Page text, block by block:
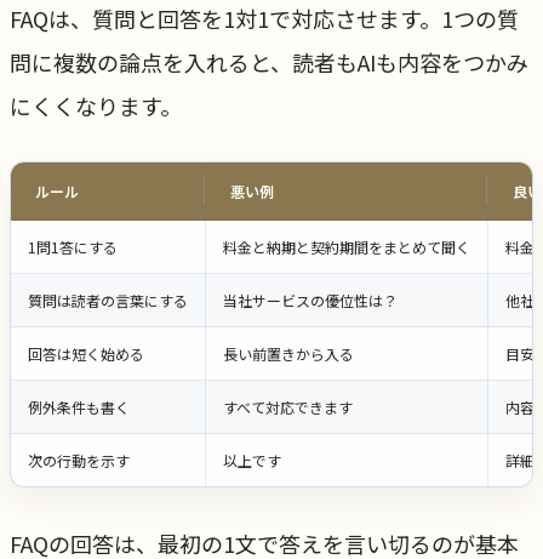
FAQは、質問と回答を1対1で対応させます。1つの質
問に複数の論点を入れると、読者もAIも内容をつかみ
にくくなります。
ルール 悪い例 良
1問1答にする 料金と納期と契約期間をまとめて聞く 料金
質問は読者の言葉にする 当社サービスの優位性は？ 他社
回答は短く始める 長い前置きから入る 目安
例外条件も書く すべて対応できます 内容
次の行動を示す 以上です 詳細
FAQの回答は、最初の1文で答えを言い切るのが基本